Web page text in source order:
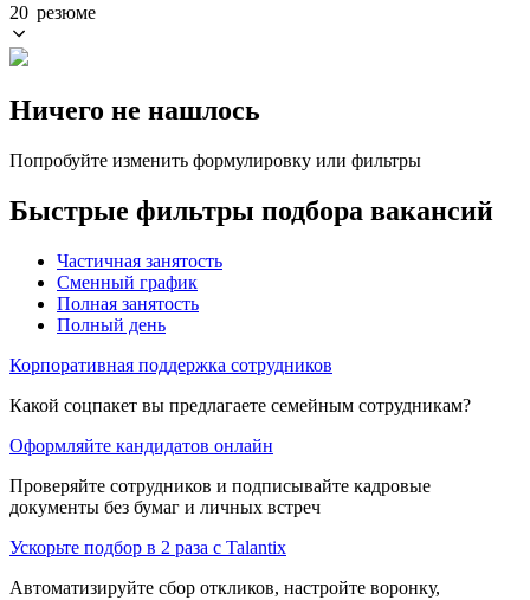
20 резюме
Ничего не нашлось
Попробуйте изменить формулировку или фильтры
Быстрые фильтры подбора вакансий
Частичная занятость
Сменный график
Полная занятость
Полный день
Корпоративная поддержка сотрудников
Какой соцпакет вы предлагаете семейным сотрудникам?
Оформляйте кандидатов онлайн
Проверяйте сотрудников и подписывайте кадровые
документы без бумаг и личных встреч
Ускорьте подбор в 2 раза с Talantix
Автоматизируйте сбор откликов, настройте воронку,